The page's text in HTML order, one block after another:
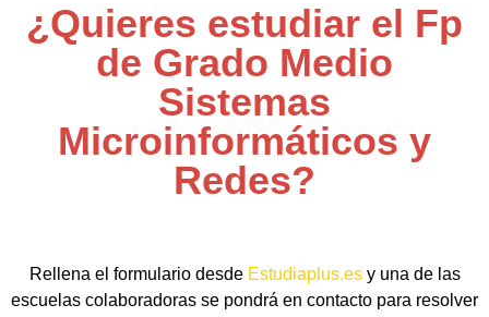
¿Quieres estudiar el Fp
de Grado Medio
Sistemas
Microinformáticos y
Redes?
Rellena el formulario desde Estudiaplus.esy una de las
escuelas colaboradoras se pondrá en contacto para resolver